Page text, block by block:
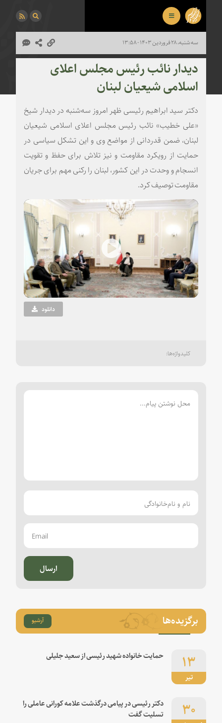
سه شنبه، ۲۸ فروردین ۱۴۰۳ - ۱۳:۵۸
دیدار نائب رئیس مجلس اعلای
اسلامی شیعیان لبنان
دکتر سید ابراهیم رئیسی ظهر امروز سه‌شنبه در دیدار شیخ
«علی خطیب» نائب رئیس مجلس اعلای اسلامی شیعیان
لبنان، ضمن قدردانی از مواضع وی و این تشکل سیاسی در
حمایت از رویکرد مقاومت و نیز تلاش برای حفظ و تقویت
انسجام و وحدت در این کشور، لبنان را رکنی مهم برای جریان
مقاومت توصیف کرد.
Play
Video دانلود
ارسال
برگزیده‌ها آرشیو
تیر
۱۳ حمایت خانواده شهید رئیسی از سعید جلیلی
۳۰
دکتر رئیسی در پیامی درگذشت علامه کورانی عاملی را
تسلیت گفت